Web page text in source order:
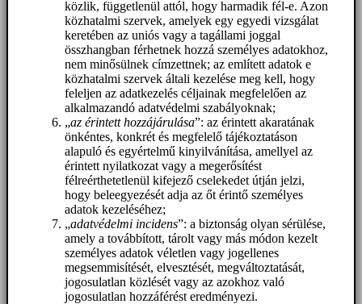
közlik, függetlenül attól, hogy harmadik fél-e. Azon
közhatalmi szervek, amelyek egy egyedi vizsgálat
keretében az uniós vagy a tagállami joggal
összhangban férhetnek hozzá személyes adatokhoz,
nem minősülnek címzettnek; az említett adatok e
közhatalmi szervek általi kezelése meg kell, hogy
feleljen az adatkezelés céljainak megfelelően az
alkalmazandó adatvédelmi szabályoknak;
„az érintett hozzájárulása”: az érintett akaratának
önkéntes, konkrét és megfelelő tájékoztatáson
alapuló és egyértelmű kinyilvánítása, amellyel az
érintett nyilatkozat vagy a megerősítést
félreérthetetlenül kifejező cselekedet útján jelzi,
hogy beleegyezését adja az őt érintő személyes
adatok kezeléséhez;
„adatvédelmi incidens”: a biztonság olyan sérülése,
amely a továbbított, tárolt vagy más módon kezelt
személyes adatok véletlen vagy jogellenes
megsemmisítését, elvesztését, megváltoztatását,
jogosulatlan közlését vagy az azokhoz való
jogosulatlan hozzáférést eredményezi.